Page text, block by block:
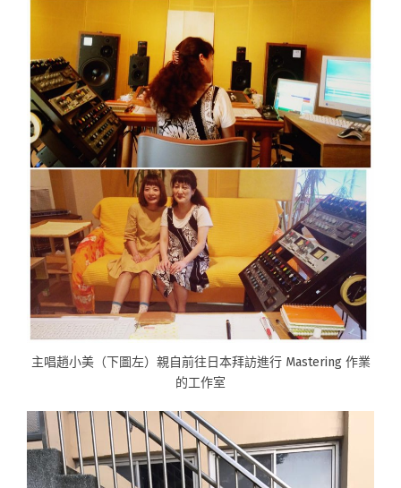
主唱趙小美（下圖左）親自前往日本拜訪進行 Mastering 作業
的工作室